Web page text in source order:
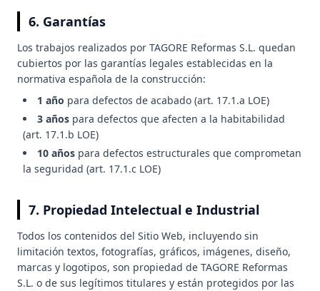
6. Garantías
Los trabajos realizados por TAGORE Reformas S.L. quedan
cubiertos por las garantías legales establecidas en la
normativa española de la construcción:
1 año para defectos de acabado (art. 17.1.a LOE)
3 años para defectos que afecten a la habitabilidad
(art. 17.1.b LOE)
10 años para defectos estructurales que comprometan
la seguridad (art. 17.1.c LOE)
7. Propiedad Intelectual e Industrial
Todos los contenidos del Sitio Web, incluyendo sin
limitación textos, fotografías, gráficos, imágenes, diseño,
marcas y logotipos, son propiedad de TAGORE Reformas
S.L. o de sus legítimos titulares y están protegidos por las